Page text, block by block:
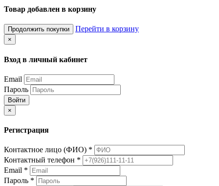
Товар добавлен в корзину
Продолжить покупки Перейти в корзину
×
Вход в личный кабинет
Email
Пароль
Войти
×
Регистрация
Контактное лицо (ФИО) *
Контактный телефон *
Email *
Пароль *